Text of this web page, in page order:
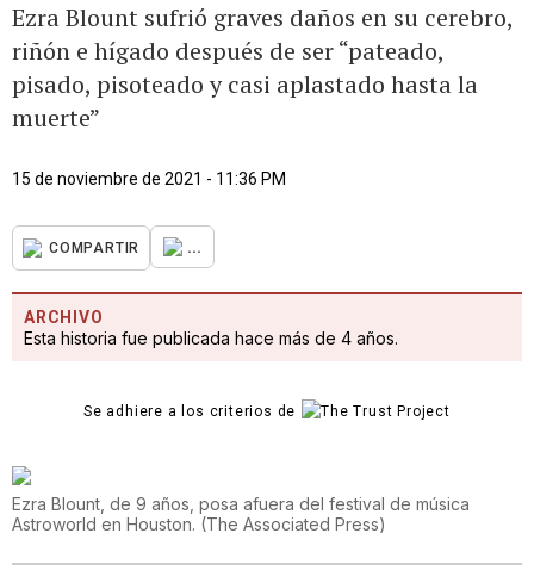
Ezra Blount sufrió graves daños en su cerebro,
riñón e hígado después de ser “pateado,
pisado, pisoteado y casi aplastado hasta la
muerte”
15 de noviembre de 2021 - 11:36 PM
COMPARTIR ...
ARCHIVO
Esta historia fue publicada hace más de 4 años.
Se adhiere a los criterios de
Ezra Blount, de 9 años, posa afuera del festival de música
Astroworld en Houston. (The Associated Press)